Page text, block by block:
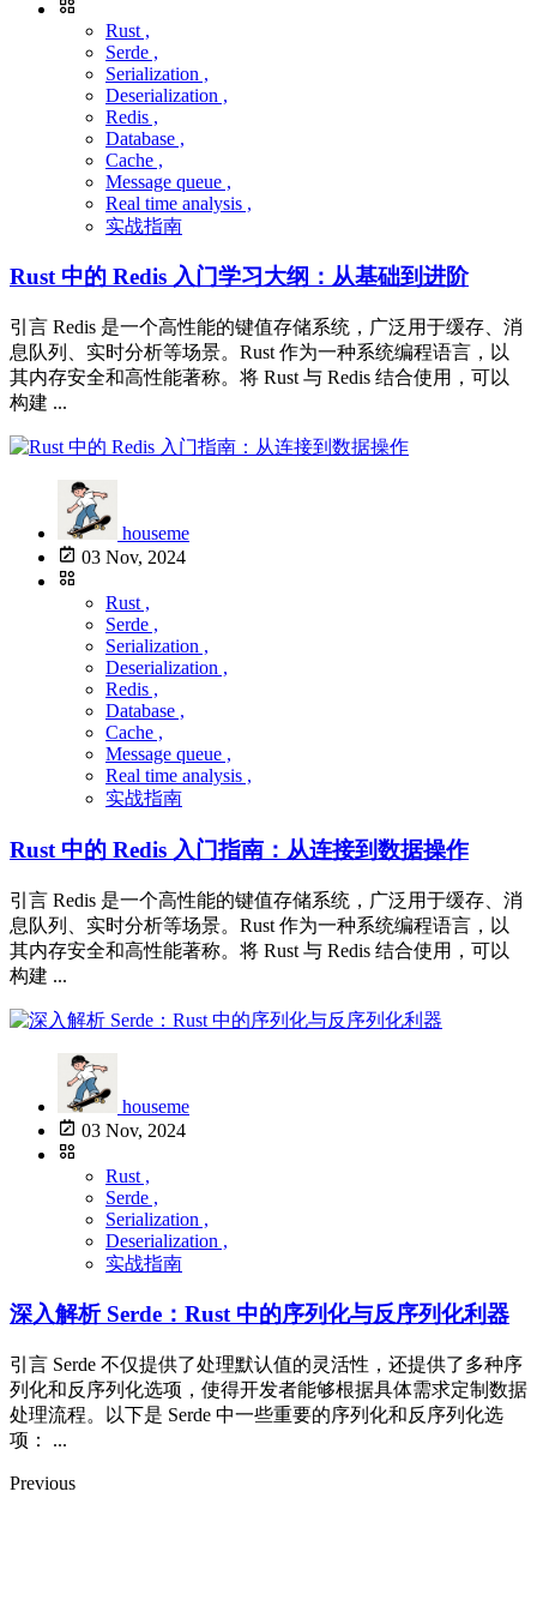
Rust ,
Serde ,
Serialization ,
Deserialization ,
Redis ,
Database ,
Cache ,
Message queue ,
Real time analysis ,
实战指南
Rust 中的 Redis 入门学习大纲：从基础到进阶
引言 Redis 是一个高性能的键值存储系统，广泛用于缓存、消
息队列、实时分析等场景。Rust 作为一种系统编程语言，以
其内存安全和高性能著称。将 Rust 与 Redis 结合使用，可以
构建 ...
houseme
03 Nov, 2024
Rust ,
Serde ,
Serialization ,
Deserialization ,
Redis ,
Database ,
Cache ,
Message queue ,
Real time analysis ,
实战指南
Rust 中的 Redis 入门指南：从连接到数据操作
引言 Redis 是一个高性能的键值存储系统，广泛用于缓存、消
息队列、实时分析等场景。Rust 作为一种系统编程语言，以
其内存安全和高性能著称。将 Rust 与 Redis 结合使用，可以
构建 ...
houseme
03 Nov, 2024
Rust ,
Serde ,
Serialization ,
Deserialization ,
实战指南
深入解析 Serde：Rust 中的序列化与反序列化利器
引言 Serde 不仅提供了处理默认值的灵活性，还提供了多种序
列化和反序列化选项，使得开发者能够根据具体需求定制数据
处理流程。以下是 Serde 中一些重要的序列化和反序列化选
项： ...
Previous